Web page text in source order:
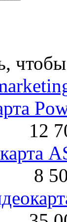
12
8